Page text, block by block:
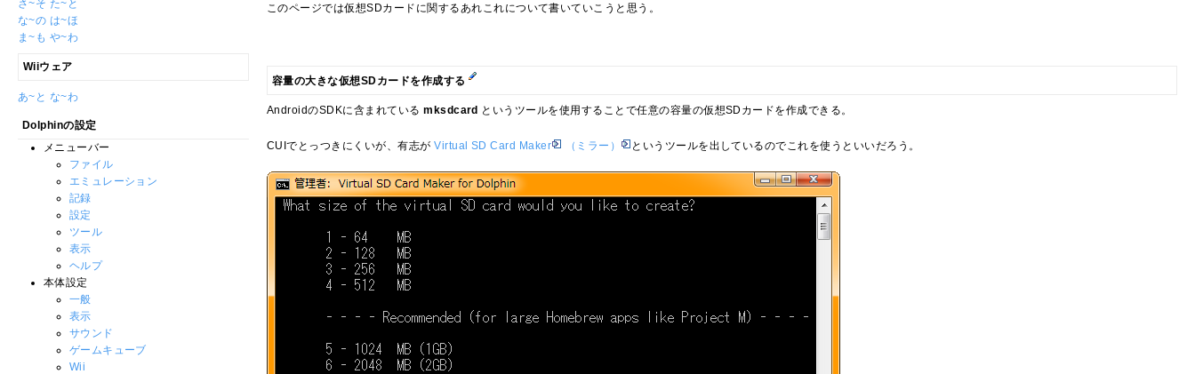
このページでは仮想SDカードに関するあれこれについて書いていこうと思う。
容量の大きな仮想SDカードを作成する
AndroidのSDKに含まれているmksdcard というツールを使用することで任意の容量の仮想SDカードを作成できる。
CUIでとっつきにくいが、有志がVirtual SD Card Maker （ミラー） というツールを出しているのでこれを使うといいだろう。
さ~そ た~と
な~の は~ほ
ま~も や~わ
Wiiウェア
あ~と な~わ
Dolphinの設定
メニューバー
ファイル
エミュレーション
記録
設定
ツール
表示
ヘルプ
本体設定
一般
表示
サウンド
ゲームキューブ
Wii